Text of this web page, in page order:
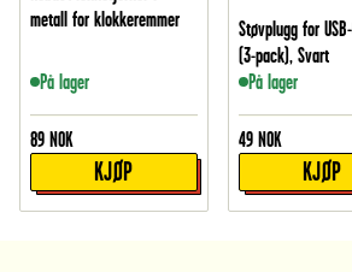
metall for klokkeremmer
På lager
89 NOK
KJØP
Støvplugg for
(3-pack), Svart
På lager
49 NOK
KJØP